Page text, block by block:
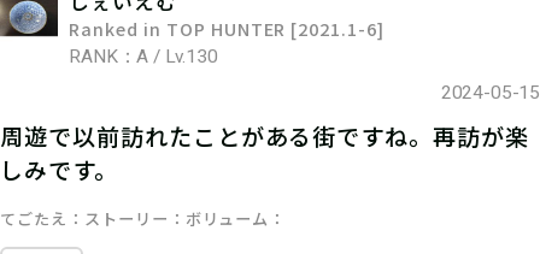
Ranked in TOP HUNTER [2021.1-6]
RANK：A / Lv.130
2024-05-15
周遊で以前訪れたことがある街ですね。再訪が楽
しみです。
てごたえ ストーリー ボリューム